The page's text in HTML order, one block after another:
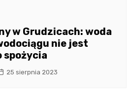
w Grudzicach: woda
nie jest
spożycia
25 sierpnia 2023